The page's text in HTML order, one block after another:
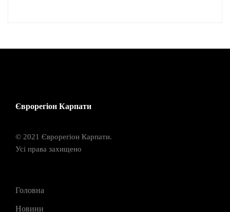
Єврорегіон Карпати
© 2021 Єврорегіон Карпати.
Усі права захищено
Головна
Новини